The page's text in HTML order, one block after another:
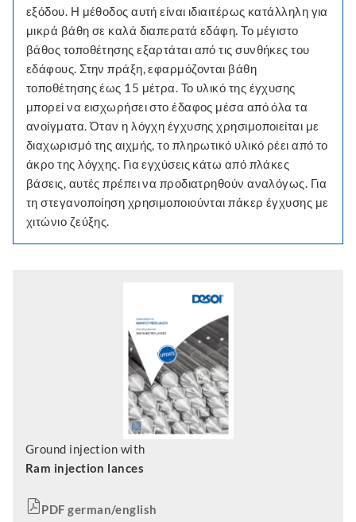
εξόδου. Η μέθοδος αυτή είναι ιδιαιτέρως κατάλληλη για
μικρά βάθη σε καλά διαπερατά εδάφη. Το μέγιστο
βάθος τοποθέτησης εξαρτάται από τις συνθήκες του
εδάφους. Στην πράξη, εφαρμόζονται βάθη
τοποθέτησης έως 15 μέτρα. Το υλικό της έγχυσης
μπορεί να εισχωρήσει στο έδαφος μέσα από όλα τα
ανοίγματα. Όταν η λόγχη έγχυσης χρησιμοποιείται με
διαχωρισμό της αιχμής, το πληρωτικό υλικό ρέει από το
άκρο της λόγχης. Για εγχύσεις κάτω από πλάκες
βάσεις, αυτές πρέπει να προδιατρηθούν αναλόγως. Για
τη στεγανοποίηση χρησιμοποιούνται πάκερ έγχυσης με
χιτώνιο ζεύξης.
Ground injection with
Ram injection lances
PDF german/english